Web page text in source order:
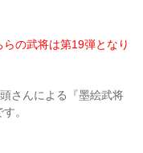
の武将は第19弾となり
さんによる『墨絵武将
。